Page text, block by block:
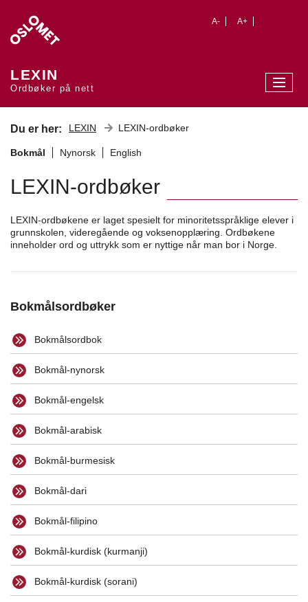
LEXIN
Ordbøker på nett
A- A+
Du er her: LEXIN LEXIN-ordbøker
Bokmål Nynorsk English
LEXIN-ordbøker
LEXIN-ordbøkene er laget spesielt for minoritetsspråklige elever i
grunnskolen, videregående og voksenopplæring. Ordbøkene
inneholder ord og uttrykk som er nyttige når man bor i Norge.
Bokmålsordbøker
Bokmålsordbok
Bokmål-nynorsk
Bokmål-engelsk
Bokmål-arabisk
Bokmål-burmesisk
Bokmål-dari
Bokmål-filipino
Bokmål-kurdisk (kurmanji)
Bokmål-kurdisk (sorani)